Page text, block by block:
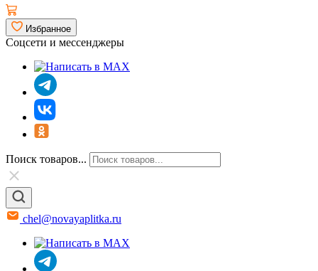
Избранное
Соцсети и мессенджеры
Поиск товаров...
chel@novayaplitka.ru